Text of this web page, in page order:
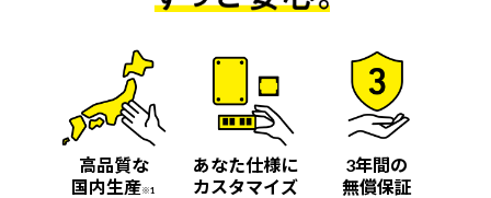
高品質な
国内生産※1
あなた仕様に
カスタマイズ
3年間の
無償保証